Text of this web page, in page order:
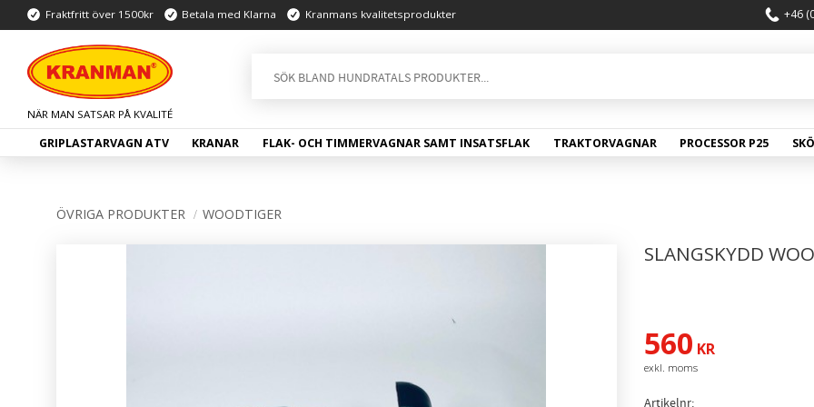
Fraktfritt över 1500kr Betala med Klarna Kranmans kvalitetsprodukter +46
GRIPLASTARVAGN ATV KRANAR FLAK- OCH TIMMERVAGNAR SAMT INSATSFLAK TRAKTORVAGNAR PROCESSOR P25
ÖVRIGA PRODUKTER WOODTIGER
SLANGSKYDD
560 KR
Artikelnr